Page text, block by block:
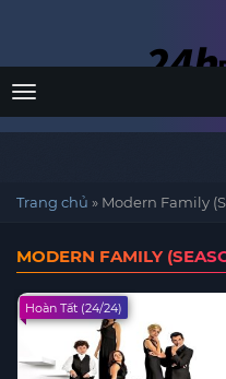
Menu
Trang chủ » Modern Family
MODERN FAMILY
Hoàn Tất (24/24)